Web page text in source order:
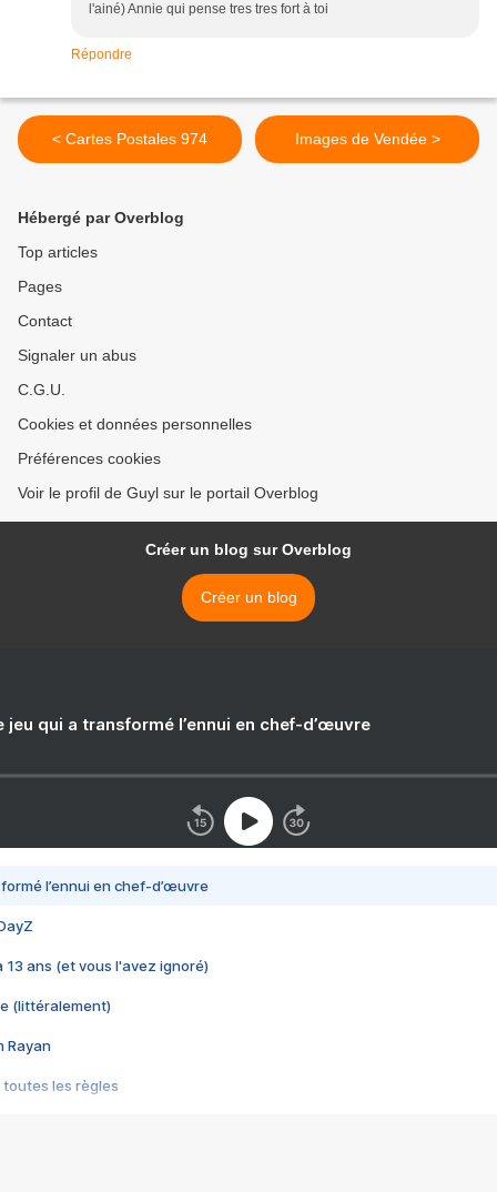
l'ainé) Annie qui pense tres tres fort à toi
Répondre
< Cartes Postales 974 Images de Vendée >
Hébergé par Overblog
Top articles
Pages
Contact
Signaler un abus
C.G.U.
Cookies et données personnelles
Préférences cookies
Voir le profil de Guyl sur le portail Overblog
Créer un blog sur Overblog
Créer un blog
jeu qui a transformé l’ennui en chef-d’œuvre
l’ennui en chef-d’œuvre
13 ans (et vous l'avez ignoré)
(littéralement)
Rayan
toutes les règles